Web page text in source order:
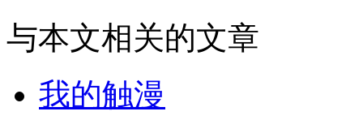
与本文相关的文章
我的触漫